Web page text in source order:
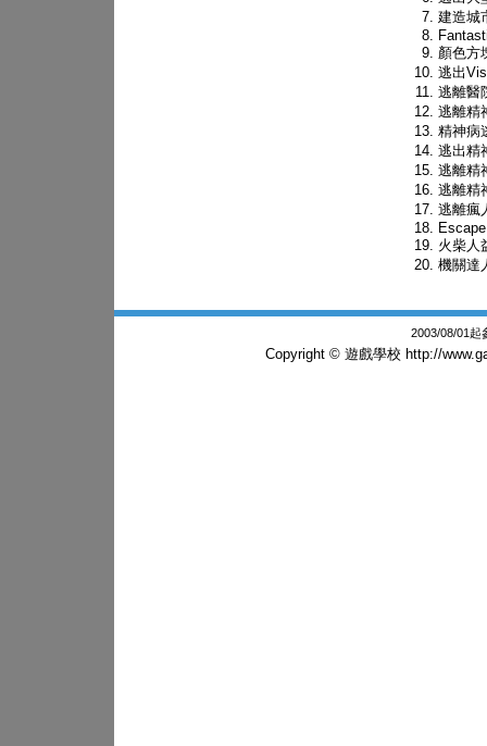
建造城
顏色方
逃出
逃離醫
逃離精
精神病
逃出精
逃離精
逃離精
逃離瘋
火柴人
機關達
2003/08/01起
Copyright © 遊戲學校 http://